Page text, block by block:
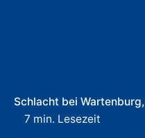
Schlacht bei Wartenburg
7 min. Lesezeit